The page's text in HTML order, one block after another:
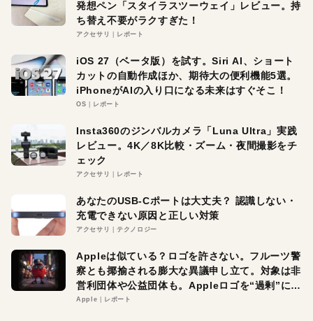
発想ペン「スタイラスツーウェイ」レビュー。持
ち替え不要がラクすぎた！
アクセサリ レポート
iOS 27（ベータ版）を試す。Siri AI、ショート
カットの自動作成ほか、期待大の便利機能5選。
iPhoneがAIの入り口になる未来はすぐそこ！
OS レポート
Insta360のジンバルカメラ「Luna Ultra」実践
レビュー。4K／8K比較・ズーム・夜間撮影をチ
ェック
アクセサリ レポート
あなたのUSB-Cポートは大丈夫？ 認識しない・
充電できない原因と正しい対策
アクセサリ テクノロジー
Appleは似ている？ロゴを許さない。フルーツ警
察とも揶揄される膨大な異議申し立て。対象は非
営利団体や公益団体も。Appleロゴを“過剰”に守
る理由とは
Apple レポート